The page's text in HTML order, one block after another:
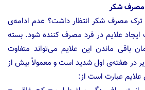
مصرف شکر
مصرف شکر انتظار داشت؟ عدم ادامه‌ی
علایم در فرد مصرف کننده شود. بسته
باقی ماندن این علایم می‌تواند متفاوت
در هفته‌ی اول شدید است و معمولاً بیش از
علایم عبارت است از: